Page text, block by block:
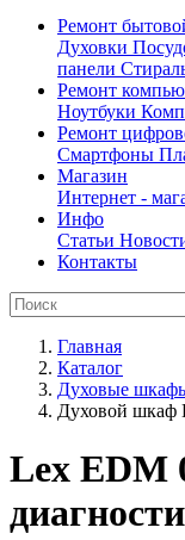
Ремонт
Духовки
панели
Ремонт
Ноутбуки
Ремонт
Смартфоны
Магазин
Интернет -
Инфо
Статьи
Контакты
Главная
Каталог
Духовые
Духовой шкаф
Lex EDM